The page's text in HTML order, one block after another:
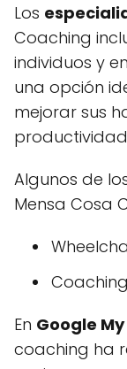
Los
Coaching
individuos y
una opción
mejorar sus
Algunos de
Mensa Cosa
En Google
coaching ha